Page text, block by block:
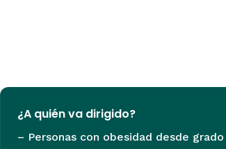
¿A quién va dirigido?
– Personas con obesidad desde